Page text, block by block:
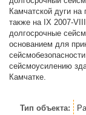
Камчатской дуги на
также на IX 2007-
долгосрочные
основанием для
сейсмоусилению
Камчатке.
Тип объекта: